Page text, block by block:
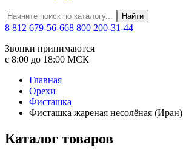
Найти
8 812 679-56-668 800 200-31-44
Звонки принимаются
с 8:00 до 18:00 МСК
Главная
Орехи
Фисташка
Фисташка жареная несолёная (Иран)
Каталог товаров